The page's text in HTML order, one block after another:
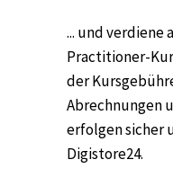
... und verdiene
Practitioner-
der
Abrechnungen
erfolgen sicher
Digistore24.